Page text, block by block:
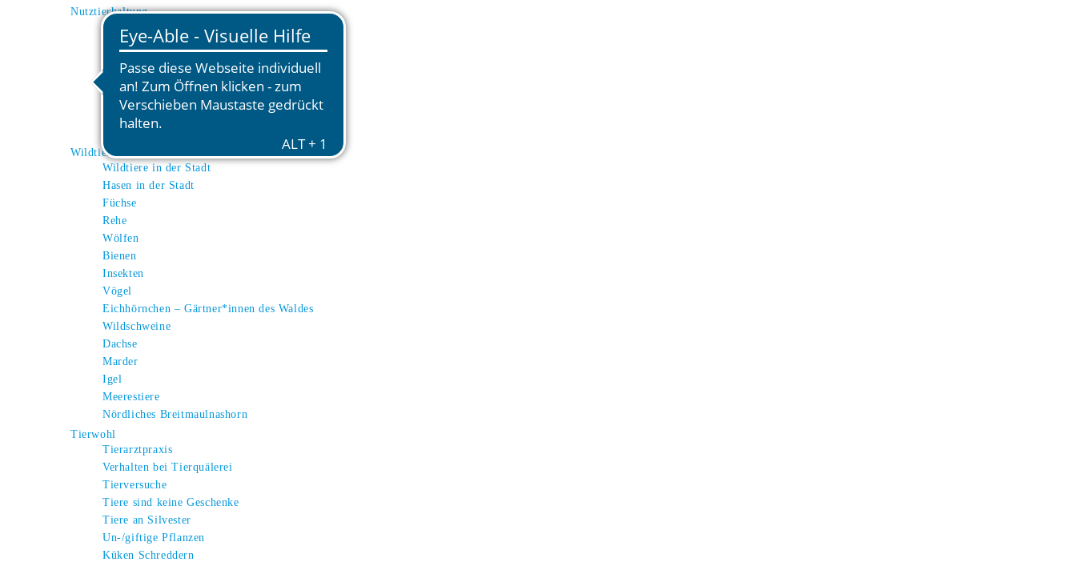
Nutztierhaltung
Kuh
Schwein
Huhn
Schafe
Ziegen
Esel
Wildtiere
Wildtiere in der Stadt
Hasen in der Stadt
Füchse
Rehe
Wölfen
Bienen
Insekten
Vögel
Eichhörnchen – Gärtner*innen des Waldes
Wildschweine
Dachse
Marder
Igel
Meerestiere
Nördliches Breitmaulnashorn
Tierwohl
Tierarztpraxis
Verhalten bei Tierquälerei
Tierversuche
Tiere sind keine Geschenke
Tiere an Silvester
Un-/giftige Pflanzen
Küken Schreddern